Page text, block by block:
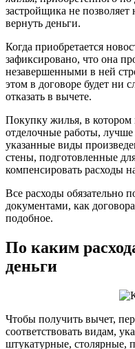
застройщика не позволяет
вернуть деньги.
Когда приобретается
зафиксировано, что она
незавершенными в ней
этом в договоре будет ни
отказать в вычете.
Покупку жилья, в
отделочные работы,
указанные виды
стены, подготовленные
компенсировать расходы
Все расходы обязательно
документами, как
подобное.
По каким
деньги
Чтобы получить вычет,
соответствовать видам,
штукатурные, столярные,